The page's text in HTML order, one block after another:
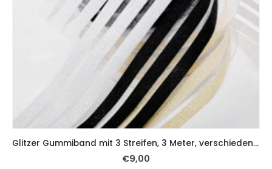
Glitzer Gummiband mit 3 Streifen, 3 Meter, verschiedene Farben – 5 cm breit
€9,00